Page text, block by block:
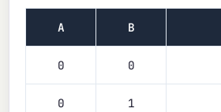
A B
0 0
0 1